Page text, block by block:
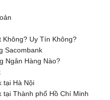
Không? Uy Tín Không?
Sacombank
Ngân Hàng Nào?
tại Hà Nội
tại Thành phố Hồ Chí Minh